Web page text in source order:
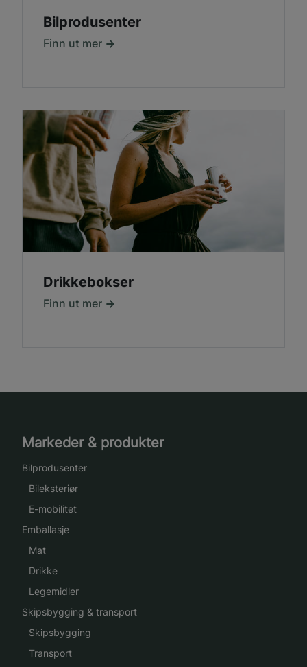
Bilprodusenter
Finn ut mer
Drikkebokser
Finn ut mer
Markeder & produkter
Bilprodusenter
Bileksteriør
E-mobilitet
Emballasje
Mat
Drikke
Legemidler
Skipsbygging & transport
Skipsbygging
Transport